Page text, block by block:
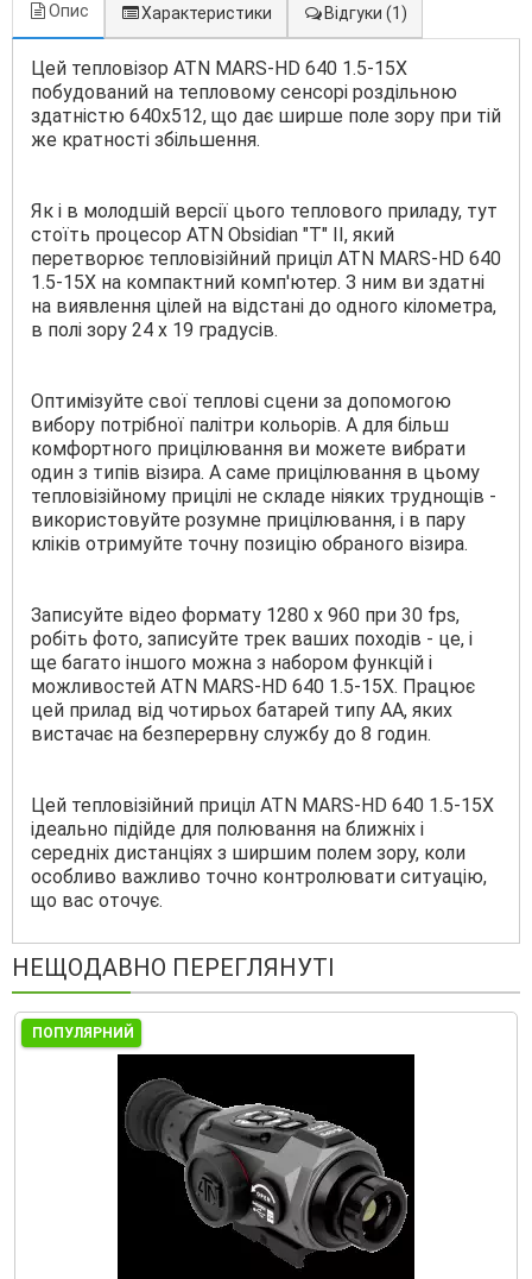
Опис Характеристики Відгуки (1)
Цей тепловізор ATN MARS-HD 640 1.5-15X
побудований на тепловому сенсорі роздільною
здатністю 640х512, що дає ширше поле зору при тій
же кратності збільшення.
Як і в молодшій версії цього теплового приладу, тут
стоїть процесор ATN Obsidian "T" II, який
перетворює тепловізійний приціл ATN MARS-HD 640
1.5-15X на компактний комп'ютер. З ним ви здатні
на виявлення цілей на відстані до одного кілометра,
в полі зору 24 х 19 градусів.
Оптимізуйте свої теплові сцени за допомогою
вибору потрібної палітри кольорів. А для більш
комфортного прицілювання ви можете вибрати
один з типів візира. А саме прицілювання в цьому
тепловізійному прицілі не складе ніяких труднощів -
використовуйте розумне прицілювання, і в пару
кліків отримуйте точну позицію обраного візира.
Записуйте відео формату 1280 х 960 при 30 fps,
робіть фото, записуйте трек ваших походів - це, і
ще багато іншого можна з набором функцій і
можливостей ATN MARS-HD 640 1.5-15X. Працює
цей прилад від чотирьох батарей типу АА, яких
вистачає на безперервну службу до 8 годин.
Цей тепловізійний приціл ATN MARS-HD 640 1.5-15X
ідеально підійде для полювання на ближніх і
середніх дистанціях з ширшим полем зору, коли
особливо важливо точно контролювати ситуацію,
що вас оточує.
НЕЩОДАВНО ПЕРЕГЛЯНУТІ
ПОПУЛЯРНИЙ